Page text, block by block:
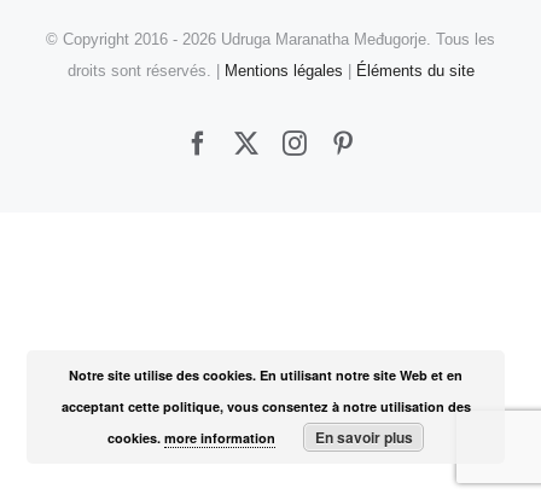
© Copyright 2016 - 2026 Udruga Maranatha Međugorje. Tous les
droits sont réservés. |
Mentions légales Éléments du site
FacebookInstagram
Notre site utilise des cookies. En utilisant notre site Web et en
acceptant cette politique, vous consentez à notre utilisation des
cookies.more information En savoir plus